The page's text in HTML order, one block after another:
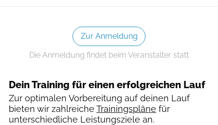
Zur Anmeldung
Die Anmeldung findet beim Veranstalter statt
Dein Training für einen erfolgreichen Lauf
Zur optimalen Vorbereitung auf deinen Lauf
bieten wir zahlreiche Trainingspläne für
unterschiedliche Leistungsziele an.